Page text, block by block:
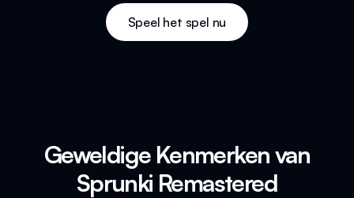
Speel het spel nu
Geweldige Kenmerken van
Sprunki Remastered